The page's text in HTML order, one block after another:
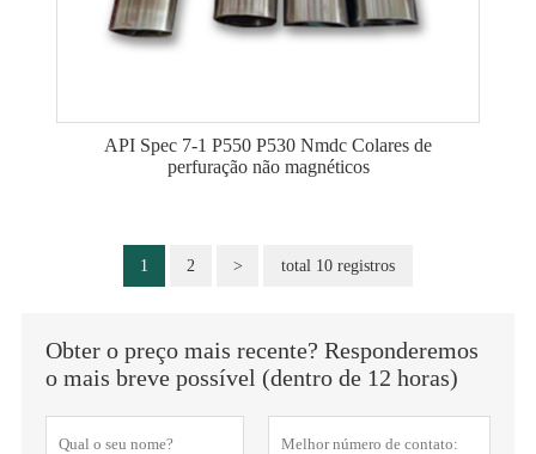
API Spec 7-1 P550 P530 Nmdc Colares de
perfuração não magnéticos
1 2 > total 10 registros
Obter o preço mais recente? Responderemos
o mais breve possível (dentro de 12 horas)